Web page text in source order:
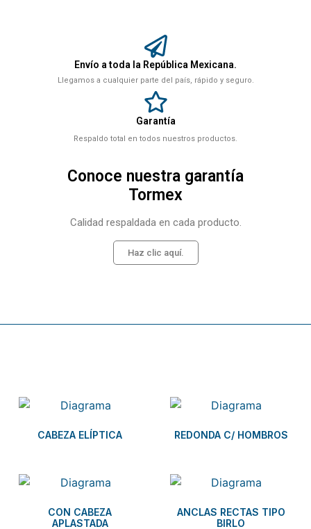
Envío a toda la República Mexicana.
Llegamos a cualquier parte del país, rápido y seguro.
Garantía
Respaldo total en todos nuestros productos.
Conoce nuestra garantía
Tormex
Calidad respaldada en cada producto.
Haz clic aquí.
CABEZA ELÍPTICA REDONDA C/ HOMBROS
CON CABEZA
APLASTADA
ANCLAS RECTAS TIPO
BIRLO